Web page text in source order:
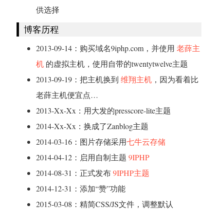
供选择
博客历程
2013-09-14：购买域名9iphp.com，并使用 老薛主
机 的虚拟主机，使用自带的twentytwelve主题
2013-09-19：把主机换到 维翔主机 ，因为看着比
老薛主机便宜点…
2013-Xx-Xx：用大发的presscore-lite主题
2014-Xx-Xx：换成了Zanblog主题
2014-03-16：图片存储采用七牛云存储
2014-04-12：启用自制主题 9IPHP
2014-08-31：正式发布9IPHP主题
2014-12-31：添加“赞”功能
2015-03-08：精简CSS/JS文件，调整默认